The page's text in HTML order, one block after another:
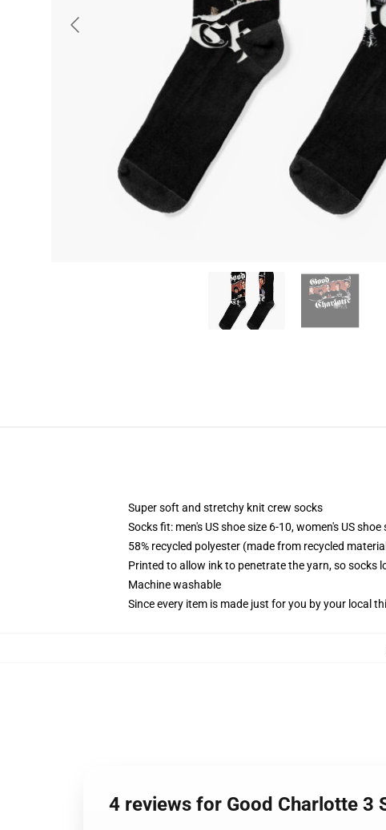
Super soft and stretchy knit crew socks
Socks fit: men's US shoe size 6-10, women's US
58% recycled polyester (made from recycled
Printed to allow ink to penetrate the yarn, so
Machine washable
Since every item is made just for you by your local
4 reviews for Good Charlotte 3